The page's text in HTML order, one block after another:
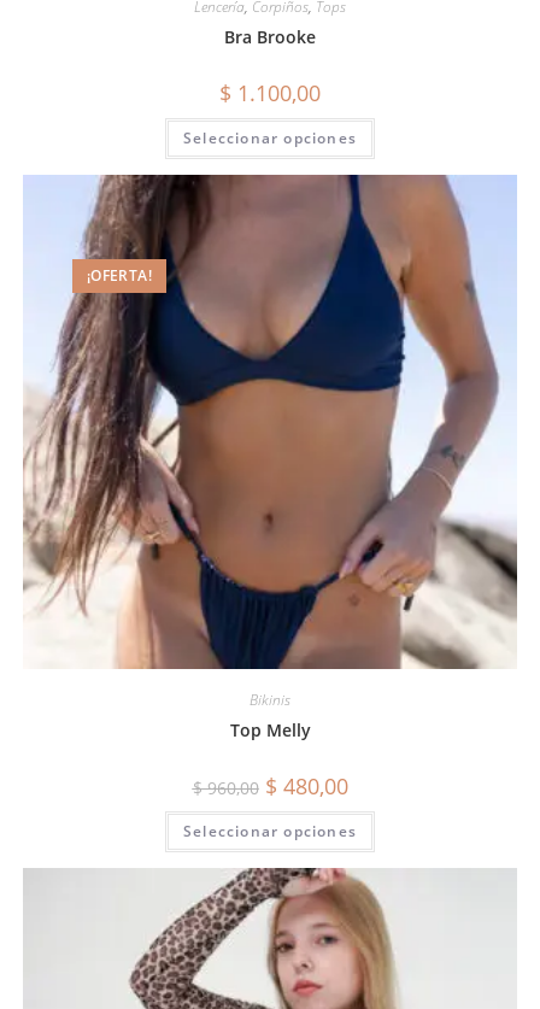
Lencería, Corpiños, Tops
Bra Brooke
$ 1.100,00
Seleccionar opciones
¡OFERTA!
Bikinis
Top Melly
$960,00 $ 480,00
Seleccionar opciones